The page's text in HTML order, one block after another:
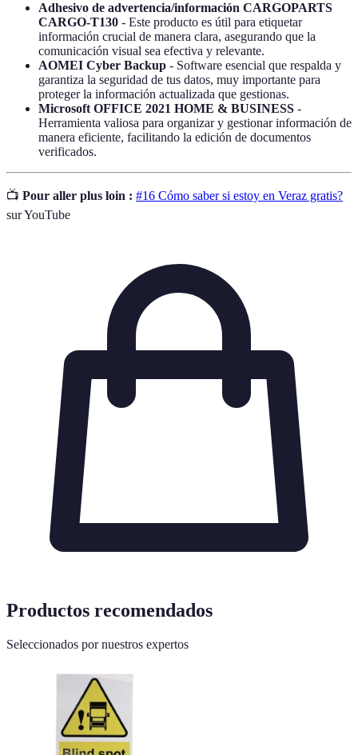
Adhesivo de advertencia/información CARGOPARTS
CARGO-T130 - Este producto es útil para etiquetar
información crucial de manera clara, asegurando que la
comunicación visual sea efectiva y relevante.
AOMEI Cyber Backup - Software esencial que respalda y
garantiza la seguridad de tus datos, muy importante para
proteger la información actualizada que gestionas.
Microsoft OFFICE 2021 HOME & BUSINESS -
Herramienta valiosa para organizar y gestionar información de
manera eficiente, facilitando la edición de documentos
verificados.
📺 Pour aller plus loin : #16 Cómo saber si estoy en Veraz gratis?
sur YouTube
Productos recomendados
Seleccionados por nuestros expertos